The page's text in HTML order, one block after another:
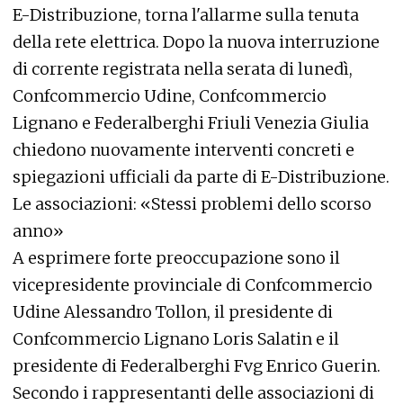
E-Distribuzione, torna l'allarme sulla tenuta
della rete elettrica. Dopo la nuova interruzione
di corrente registrata nella serata di lunedì,
Confcommercio Udine, Confcommercio
Lignano e Federalberghi Friuli Venezia Giulia
chiedono nuovamente interventi concreti e
spiegazioni ufficiali da parte di E-Distribuzione.
Le associazioni: «Stessi problemi dello scorso
anno»
A esprimere forte preoccupazione sono il
vicepresidente provinciale di Confcommercio
Udine Alessandro Tollon, il presidente di
Confcommercio Lignano Loris Salatin e il
presidente di Federalberghi Fvg Enrico Guerin.
Secondo i rappresentanti delle associazioni di